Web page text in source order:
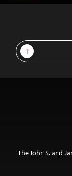
Sign Up
The John S. and